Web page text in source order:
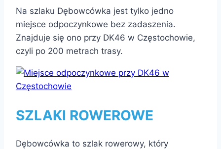
Na szlaku Dębowcówka jest tylko jedno
miejsce odpoczynkowe bez zadaszenia.
Znajduje się ono przy DK46 w Częstochowie,
czyli po 200 metrach trasy.
SZLAKI ROWEROWE
Dębowcówka to szlak rowerowy, który